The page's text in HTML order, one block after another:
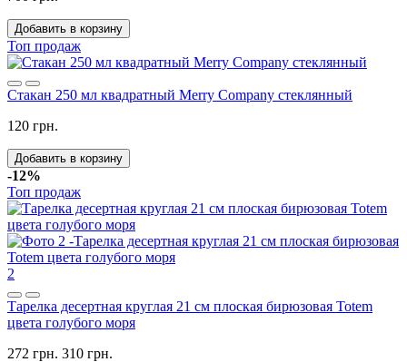
Добавить в корзину
Топ продаж
Стакан 250 мл квадратный Merry Company стеклянный
120 грн.
Добавить в корзину
-12%
Топ продаж
2
Тарелка десертная круглая 21 см плоская бирюзовая Totem
цвета голубого моря
272 грн. 310 грн.